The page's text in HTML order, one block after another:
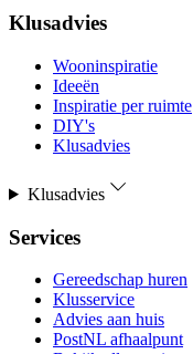
Klusadvies
Wooninspiratie
Ideeën
Inspiratie per ruimte
DIY's
Klusadvies
Klusadvies
Services
Gereedschap huren
Klusservice
Advies aan huis
PostNL afhaalpunt